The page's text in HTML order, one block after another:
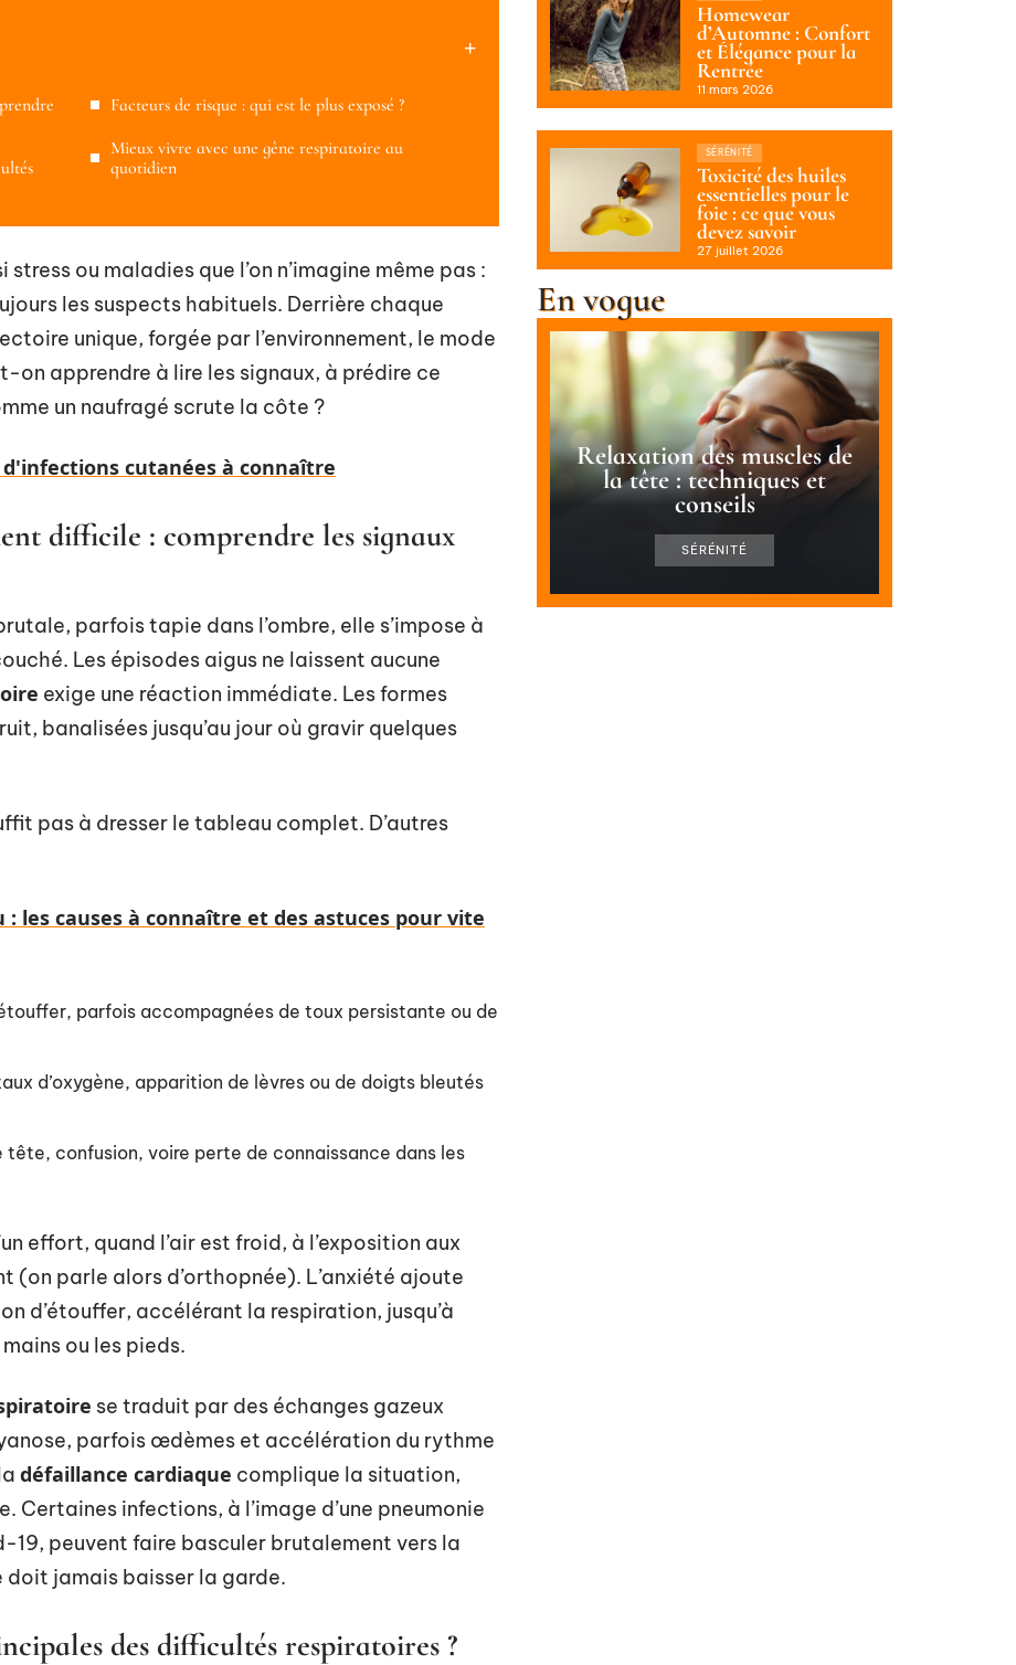
Facteurs de risque : qui est le plus exposé ?
Mieux vivre avec une gêne respiratoire au
quotidien
ou maladies que l’on n’imagine même pas :
les suspects habituels. Derrière chaque
unique, forgée par l’environnement, le mode
on apprendre à lire les signaux, à prédire ce
un naufragé scrute la côte ?
cutanées à connaître
difficile : comprendre les signaux
parfois tapie dans l’ombre, elle s’impose à
Les épisodes aigus ne laissent aucune
exige une réaction immédiate. Les formes
banalisées jusqu’au jour où gravir quelques
pas à dresser le tableau complet. D’autres
les causes à connaître et des astuces pour vite
parfois accompagnées de toux persistante ou de
d’oxygène, apparition de lèvres ou de doigts bleutés
confusion, voire perte de connaissance dans les
effort, quand l’air est froid, à l’exposition aux
(on parle alors d’orthopnée). L’anxiété ajoute
d’étouffer, accélérant la respiration, jusqu’à
ou les pieds.
se traduit par des échanges gazeux
parfois œdèmes et accélération du rythme
défaillance cardiaque complique la situation,
infections, à l’image d’une pneumonie
19, peuvent faire basculer brutalement vers la
doit jamais baisser la garde.
des difficultés respiratoires ?
Homewear
d’Automne : Confort
et Élégance pour la
Rentrée
11 mars 2026
SÉRÉNITÉ
Toxicité des huiles
essentielles pour le
foie : ce que vous
devez savoir
27 juillet 2026
En vogue
Relaxation des muscles de
la tête : techniques et
conseils
SÉRÉNITÉ